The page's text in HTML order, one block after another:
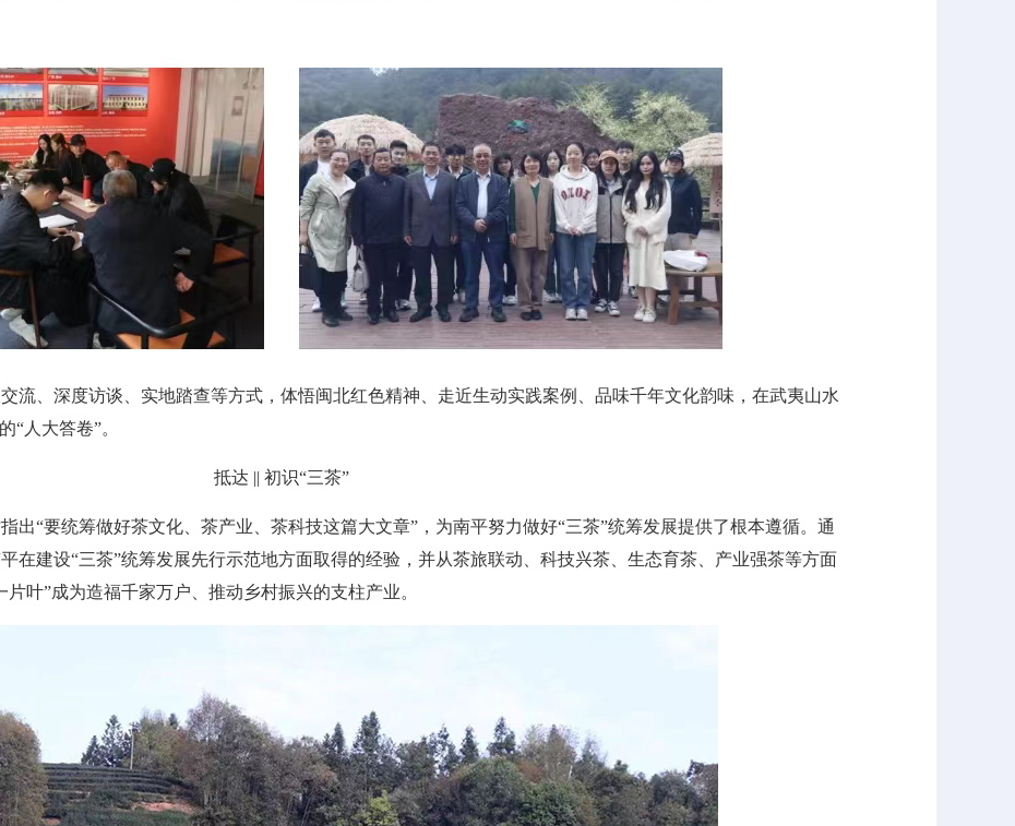
流、深度访谈、实地踏查等方式，体悟闽北红色精神、走近生动实践案例、品味千年文化韵味，在武夷山水
“人大答卷”。
抵达 || 初识“三茶”
出“要统筹做好茶文化、茶产业、茶科技这篇大文章”，为南平努力做好“三茶”统筹发展提供了根本遵循。通
在建设“三茶”统筹发展先行示范地方面取得的经验，并从茶旅联动、科技兴茶、生态育茶、产业强茶等方面
叶”成为造福千家万户、推动乡村振兴的支柱产业。